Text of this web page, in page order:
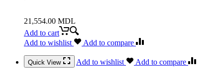
21,554.00 MDL
Add to cart
Add to wishlist
Add to compare
Quick View Add to wishlist Add to compare